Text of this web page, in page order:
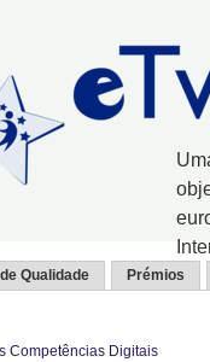
Qualidade Prémios
Competências Digitais